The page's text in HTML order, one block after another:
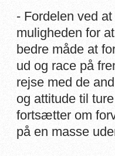
- Fordelen ved
muligheden for
bedre måde at
ud og race på
rejse med de
og attitude til
fortsætter om
på en masse